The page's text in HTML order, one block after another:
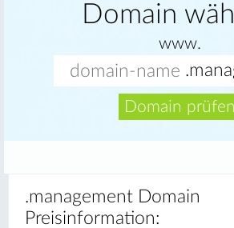
Domain
www.
Domain prüfen
.management Domain
Preisinformation: